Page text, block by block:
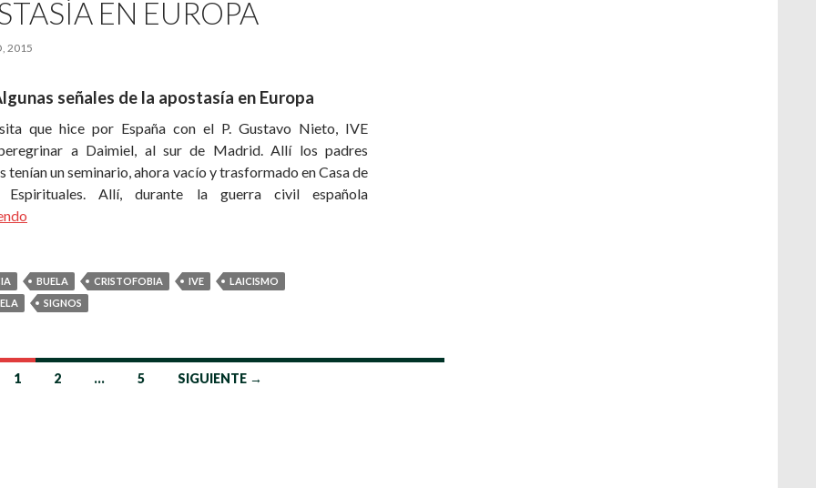
EN EUROPA
2015
señales de la apostasía en Europa
que hice por España con el P. Gustavo Nieto, IVE
a Daimiel, al sur de Madrid. Allí los padres
tenían un seminario, ahora vacío y trasformado en Casa de
Espirituales. Allí, durante la guerra civil española
BUELA CRISTOFOBIA IVE
LAICISMO
SIGNOS
1 2 … 5 SIGUIENTE →